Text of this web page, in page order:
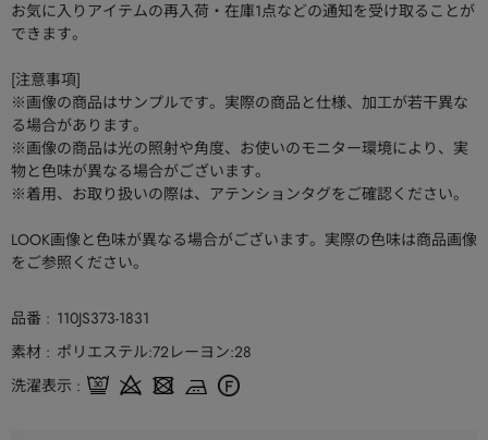
お気に入りアイテムの再入荷・在庫1点などの通知を受け取ることが
できます。
[注意事項]
※画像の商品はサンプルです。実際の商品と仕様、加工が若干異な
る場合があります。
※画像の商品は光の照射や角度、お使いのモニター環境により、実
物と色味が異なる場合がございます。
※着用、お取り扱いの際は、アテンションタグをご確認ください。
LOOK画像と色味が異なる場合がございます。実際の色味は商品画像
をご参照ください。
品番
110JS373-1831
素材
ポリエステル:72レーヨン:28
洗濯表示